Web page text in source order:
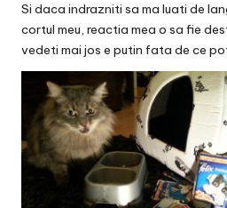
Si daca indrazniti sa ma luati de
cortul meu, reactia mea o sa fie
vedeti mai jos e putin fata de ce